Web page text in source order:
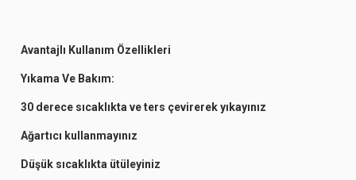
Avantajlı Kullanım Özellikleri
Yıkama Ve Bakım:
30 derece sıcaklıkta ve ters çevirerek yıkayınız
Ağartıcı kullanmayınız
Düşük sıcaklıkta ütüleyiniz